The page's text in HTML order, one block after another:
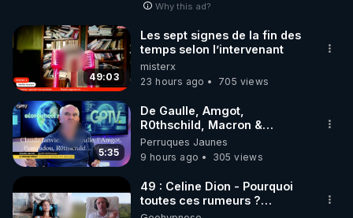
Why this ad?
49:03
Les sept signes de la fin des
temps selon l’intervenant
misterx
23 hours ago
705 views
5:35
De Gaulle, Amgot,
R0thschild, Macron &
Pompidou… Macron Claude
Janvier, GPTV, 18 X 2024
Perruques Jaunes
9 hours ago
305 views
49 : Celine Dion - Pourquoi
toutes ces rumeurs ?
Enquête sous hypnose